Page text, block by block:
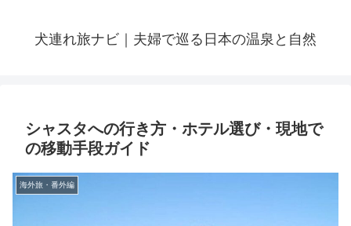
犬連れ旅ナビ｜夫婦で巡る日本の温泉と自然
シャスタへの行き方・ホテル選び・現地で
の移動手段ガイド
海外旅・番外編